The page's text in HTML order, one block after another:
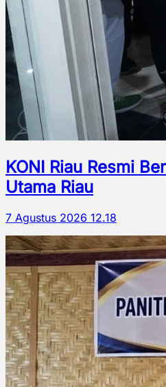
KONI Riau Resmi
Utama Riau
7 Agustus 2026 12.18